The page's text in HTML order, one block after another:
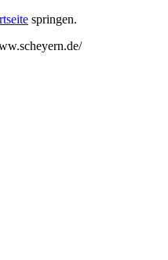
springen.